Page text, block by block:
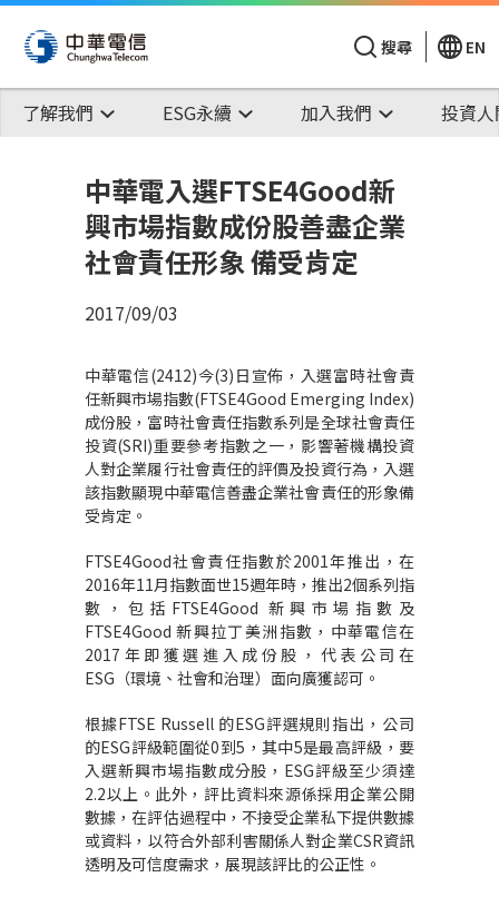
搜尋 EN
了解我們 ESG永續 加入我們 投資
中華電入選FTSE4Good新
興市場指數成份股善盡企業
社會責任形象 備受肯定
2017/09/03
中華電信(2412)今(3)日宣佈，入選富時社會責
任新興市場指數(FTSE4Good Emerging Index)
成份股，富時社會責任指數系列是全球社會責任
投資(SRI)重要參考指數之一，影響著機構投資
人對企業履行社會責任的評價及投資行為，入選
該指數顯現中華電信善盡企業社會責任的形象備
受肯定。
FTSE4Good社會責任指數於2001年推出，在
2016年11月指數面世15週年時，推出2個系列指
數，包括FTSE4Good 新興市場指數及
FTSE4Good 新興拉丁美洲指數，中華電信在
2017年即獲選進入成份股，代表公司在
ESG（環境、社會和治理）面向廣獲認可。
根據FTSE Russell 的ESG評選規則指出，公司
的ESG評級範圍從0到5，其中5是最高評級，要
入選新興市場指數成分股，ESG評級至少須達
2.2以上。此外，評比資料來源係採用企業公開
數據，在評估過程中，不接受企業私下提供數據
或資料，以符合外部利害關係人對企業CSR資訊
透明及可信度需求，展現該評比的公正性。